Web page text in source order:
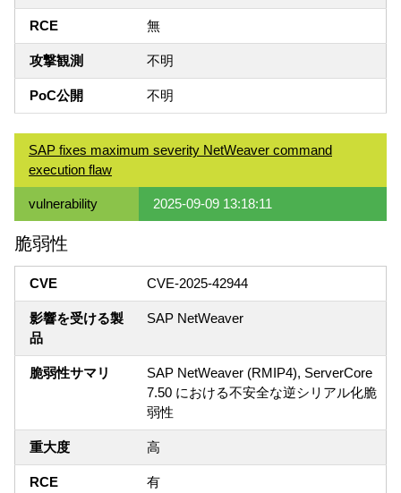
RCE 無
攻撃観測 不明
PoC公開 不明
SAP fixes maximum severity NetWeaver command
execution flaw
vulnerability 2025-09-09 13:18:11
脆弱性
CVE CVE-2025-42944
影響を受ける製
品
SAP NetWeaver
脆弱性サマリ
SAP NetWeaver (RMIP4), ServerCore
7.50 における不安全な逆シリアル化脆
弱性
重大度 高
RCE 有